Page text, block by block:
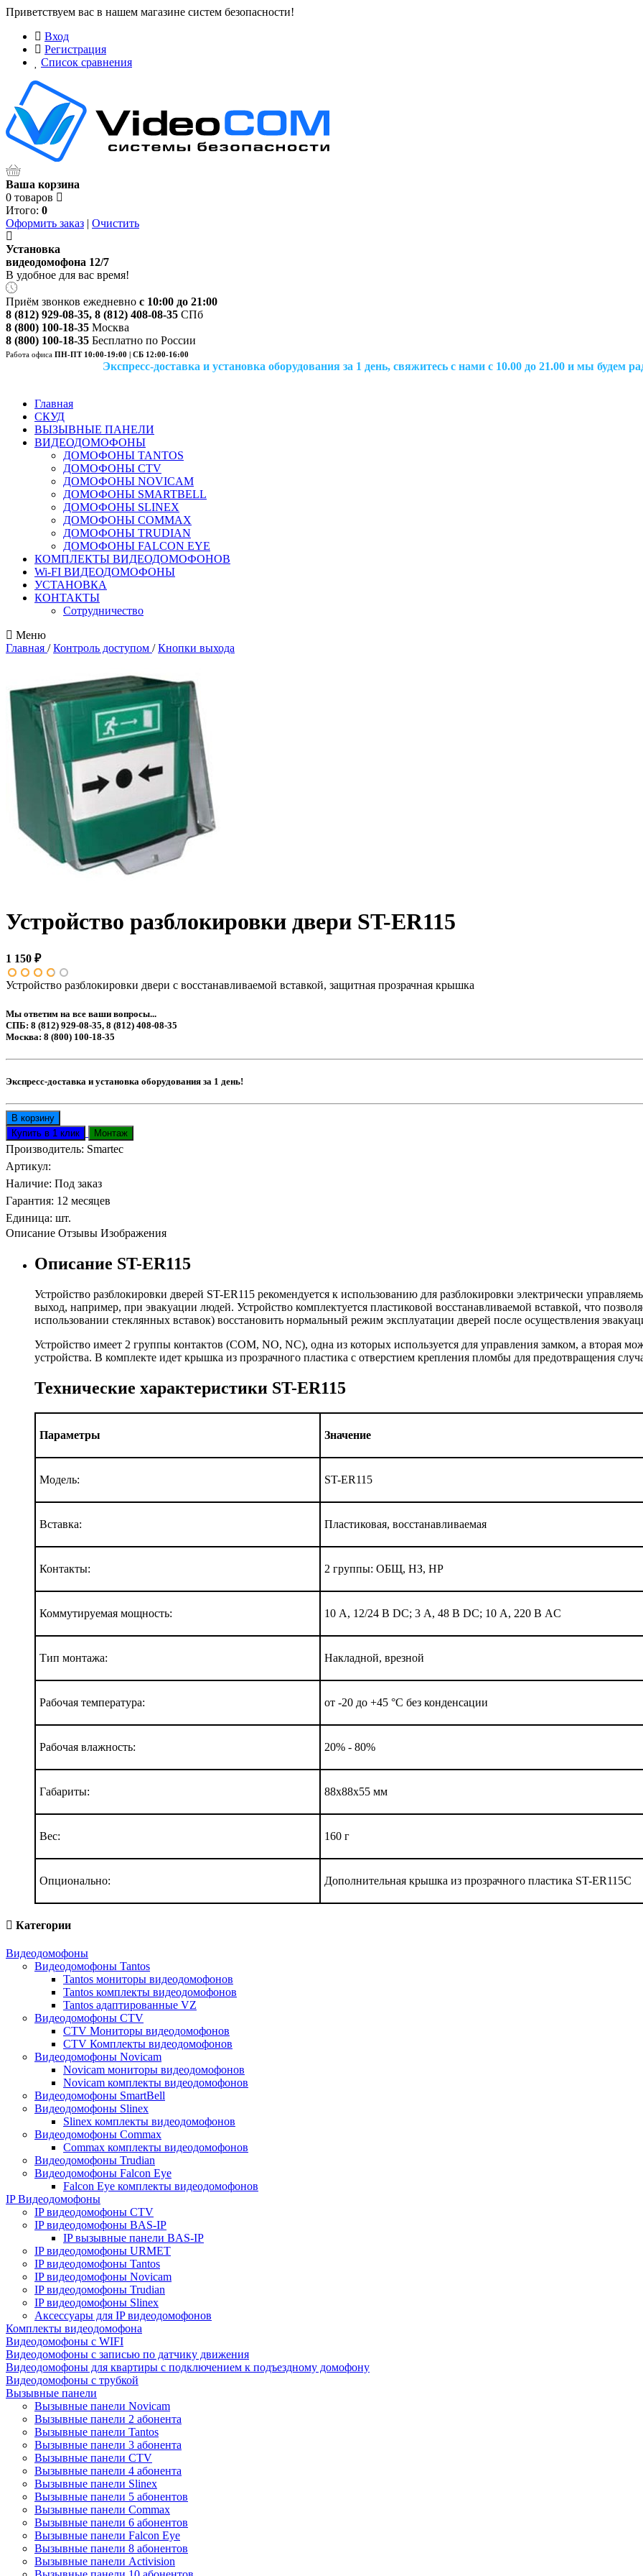
Приветствуем вас в нашем магазине систем безопасности!
Вход
Регистрация
Список сравнения
Ваша корзина
0 товаров
Итого: 0
Оформить заказ | Очистить
Установка
видеодомофона 12/7
В удобное для вас время!
Приём звонков ежедневно с 10:00 до 21:00
8 (812) 929-08-35, 8 (812) 408-08-35 СПб
8 (800) 100-18-35 Москва
8 (800) 100-18-35 Бесплатно по России
Работа офиса ПН-ПТ 10:00-19:00 | СБ 12:00-16:00
Экспресс-доставка и установка оборудования за 1 день, свяжитесь с нами с 10.00 до 21.00 и мы
Главная
СКУД
ВЫЗЫВНЫЕ ПАНЕЛИ
ВИДЕОДОМОФОНЫ
ДОМОФОНЫ TANTOS
ДОМОФОНЫ CTV
ДОМОФОНЫ NOVICAM
ДОМОФОНЫ SMARTBELL
ДОМОФОНЫ SLINEX
ДОМОФОНЫ COMMAX
ДОМОФОНЫ TRUDIAN
ДОМОФОНЫ FALCON EYE
КОМПЛЕКТЫ ВИДЕОДОМОФОНОВ
Wi-FI ВИДЕОДОМОФОНЫ
УСТАНОВКА
КОНТАКТЫ
Сотрудничество
Меню
Главная /Контроль доступом /Кнопки выхода
Устройство разблокировки двери ST-ER115
1 150 ₽
Устройство разблокировки двери с восстанавливаемой вставкой, защитная прозрачная крышка
Мы ответим на все ваши вопросы...
СПБ: 8 (812) 929-08-35, 8 (812) 408-08-35
Москва: 8 (800) 100-18-35
Экспресс-доставка и установка оборудования за 1 день!
Производитель: Smartec
Артикул:
Наличие: Под заказ
Гарантия: 12 месяцев
Единица: шт.
Описание Отзывы Изображения
Описание ST-ER115
Устройство разблокировки дверей ST-ER115 рекомендуется к использованию для разблокировки электрически
выход, например, при эвакуации людей. Устройство комплектуется пластиковой восстанавливаемой вставкой, что
использовании стеклянных вставок) восстановить нормальный режим эксплуатации дверей после осуществления
Устройство имеет 2 группы контактов (COM, NO, NC), одна из которых используется для управления замком, а вторая
устройства. В комплекте идет крышка из прозрачного пластика с отверстием крепления пломбы для предотвращения
Технические характеристики ST-ER115
Параметры Значение
Модель: ST-ER115
Вставка: Пластиковая, восстанавливаемая
Контакты: 2 группы: ОБЩ, НЗ, НР
Коммутируемая мощность: 10 А, 12/24 В DC; 3 А, 48 В DC; 10 А, 220 В AC
Тип монтажа: Накладной, врезной
Рабочая температура: от -20 до +45 °С без конденсации
Рабочая влажность: 20% - 80%
Габариты: 88х88х55 мм
Вес: 160 г
Опционально: Дополнительная крышка из прозрачного пластика ST-ER115С
Категории
Видеодомофоны
Видеодомофоны Tantos
Tantos мониторы видеодомофонов
Tantos комплекты видеодомофонов
Tantos адаптированные VZ
Видеодомофоны CTV
CTV Мониторы видеодомофонов
CTV Комплекты видеодомофонов
Видеодомофоны Novicam
Novicam мониторы видеодомофонов
Novicam комплекты видеодомофонов
Видеодомофоны SmartBell
Видеодомофоны Slinex
Slinex комплекты видеодомофонов
Видеодомофоны Commax
Commax комплекты видеодомофонов
Видеодомофоны Trudian
Видеодомофоны Falcon Eye
Falcon Eye комплекты видеодомофонов
IP Видеодомофоны
IP видеодомофоны CTV
IP видеодомофоны BAS-IP
IP вызывные панели BAS-IP
IP видеодомофоны URMET
IP видеодомофоны Tantos
IP видеодомофоны Novicam
IP видеодомофоны Trudian
IP видеодомофоны Slinex
Аксессуары для IP видеодомофонов
Комплекты видеодомофона
Видеодомофоны с WIFI
Видеодомофоны с записью по датчику движения
Видеодомофоны для квартиры с подключением к подъездному домофону
Видеодомофоны с трубкой
Вызывные панели
Вызывные панели Novicam
Вызывные панели 2 абонента
Вызывные панели Tantos
Вызывные панели 3 абонента
Вызывные панели CTV
Вызывные панели 4 абонента
Вызывные панели Slinex
Вызывные панели 5 абонентов
Вызывные панели Commax
Вызывные панели 6 абонентов
Вызывные панели Falcon Eye
Вызывные панели 8 абонентов
Вызывные панели Activision